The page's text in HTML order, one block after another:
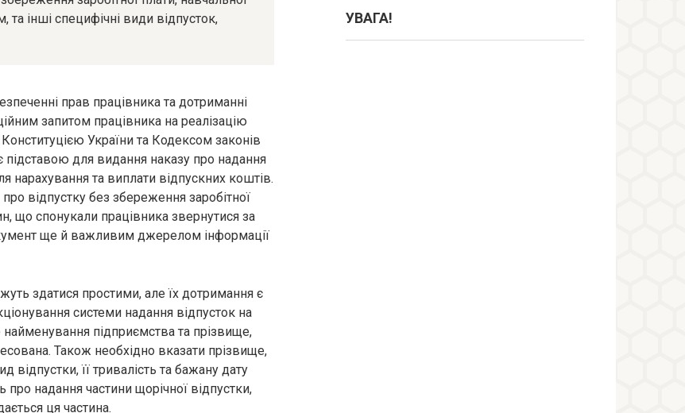
та інші специфічні види відпусток,
прав працівника та дотриманні
запитом працівника на реалізацію
України та Кодексом законів
підставою для видання наказу про надання
нарахування та виплати відпускних коштів.
відпустку без збереження заробітної
що спонукали працівника звернутися за
ще й важливим джерелом інформації
здатися простими, але їх дотримання є
системи надання відпусток на
підприємства та прізвище,
Також необхідно вказати прізвище,
відпустки, її тривалість та бажану дату
надання частини щорічної відпустки,
ця частина.
УВАГА!